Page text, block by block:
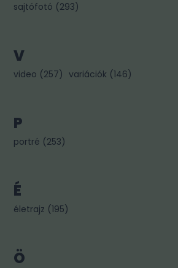
sajtófotó (293)
V
video (257) variációk (146)
P
portré (253)
É
életrajz (195)
Ö